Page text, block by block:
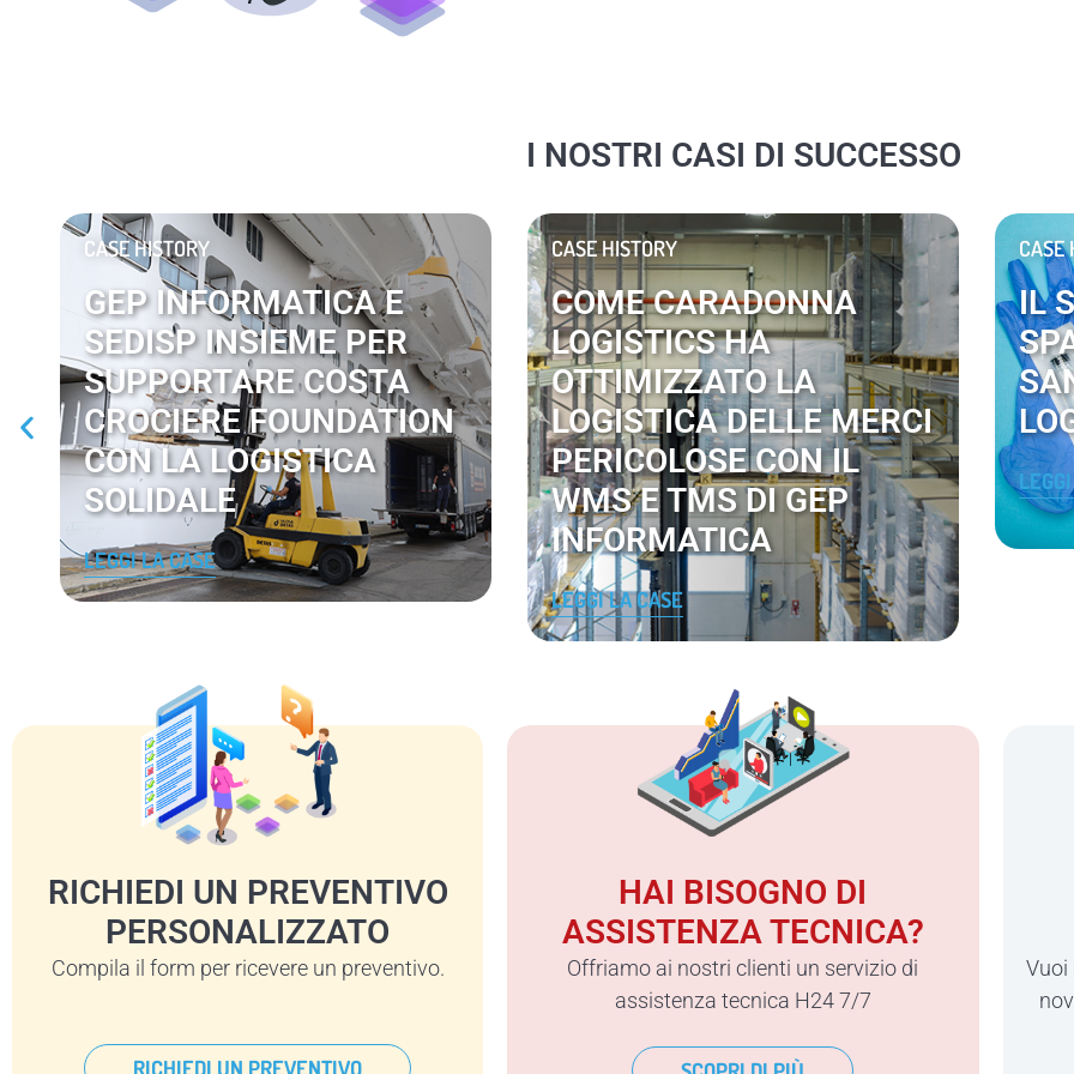
I NOSTRI CASI DI SUCCESSO
CASE HISTORY
GEP INFORMATICA E
SEDISP INSIEME PER
SUPPORTARE COSTA
CROCIERE FOUNDATION
CON LA LOGISTICA
SOLIDALE
LEGGI LA CASE
CASE HISTORY
COME CARADONNA
LOGISTICS HA
OTTIMIZZATO LA
LOGISTICA DELLE MERCI
PERICOLOSE CON IL
WMS E TMS DI GEP
INFORMATICA
LEGGI LA CASE
CASE
IL
RICHIEDI UN PREVENTIVO
PERSONALIZZATO
Compila il form per ricevere un preventivo.
RICHIEDI UN PREVENTIVO
HAI BISOGNO DI
ASSISTENZA TECNICA?
Offriamo ai nostri clienti un servizio di
assistenza tecnica H24 7/7
Vuoi